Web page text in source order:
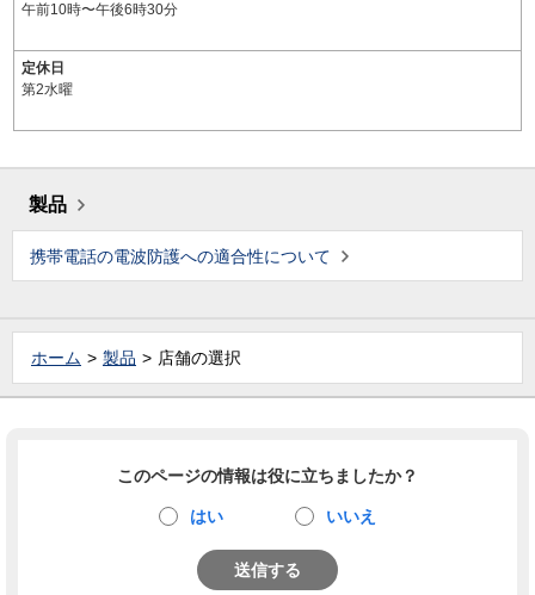
午前10時〜午後6時30分
定休日
第2水曜
製品
携帯電話の電波防護への適合性について
ホーム 製品 店舗の選択
このページの情報は役に立ちましたか？
はい いいえ
送信する